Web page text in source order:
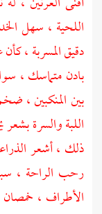
اللحية ، سهل
دقيق المسربة ،
بادن متماسك ،
بين المنكبين ،
اللبة والسرة
ذلك ، أشعر
رحب الراحة ،
الأطراف ، خمصان